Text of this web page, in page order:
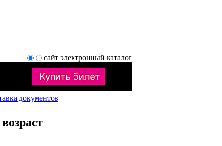
сайт электронный каталог
документов